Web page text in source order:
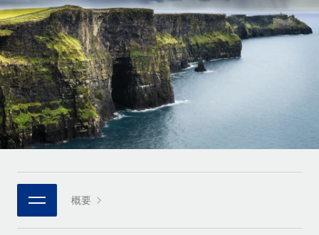
インフラ
Remote統合
人事機能をワークフローにシームレスに統合する
プラットフォーム
チームのための人事の基本機能を内蔵
接続 新しい
当社のMCPを使用して、あらゆるAIツールをRemoteに接続
統合
基本的なビジネスツールを活用して業務プロセスを効率化す
スタートアップ
成長中の企業向けのアジャイルなグローバルHR・給与処理ソ
リューション
ミッドマーケット
カスタマイズされた人事ソリューションでチームを拡大する
企業
大企業向けのグローバルHR
パートナーに登録
戦略的テクノロジーパートナー
グローバルな人事機能を柔軟に自社プラットフォームへ統合
REMOTEで学習
リサーチおよびガイド
活用事例
HR用語集
チェックリストおよびテンプレート
職務内容ライブラリ
ウェビナー
イベント
Deutsch
Español
Italiano
Português (Portugal)
日本語
한국어 概要